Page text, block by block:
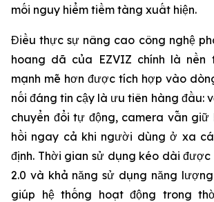
mối nguy hiểm tiềm tàng xuất hiện.
Điều thực sự nâng cao công nghệ
hoang dã của EZVIZ chính là nền
mạnh mẽ hơn được tích hợp vào
nối đáng tin cậy là ưu tiên hàng đầu:
chuyển đổi tự động, camera vẫn giữ
hồi ngay cả khi người dùng ở xa
định. Thời gian sử dụng kéo dài
2.0 và khả năng sử dụng năng
giúp hệ thống hoạt động trong